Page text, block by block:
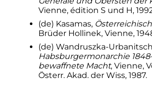
1234En français,
chef du front de l’Ouest.
↑Mort des suites d'un
santé sur le front de l'Est.
↑Mort naturellement à
↑Mort enRépublique
démocratique allemande
Vienne, édition S und H,
(de) Kasamas,
Brüder Hollinek, Vienne,
(de) Wandruszka-
Habsburgermonarchie
bewaffnete Macht, Vienne,
Österr. Akad. der Wiss, 1987.